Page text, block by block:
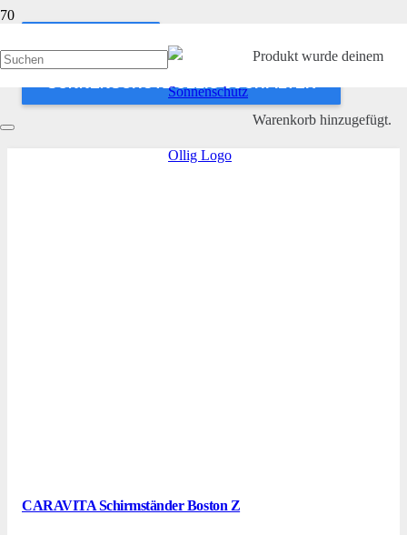
Produktwurde deinem
Warenkorb hinzugefügt.
SONNENSCHUTZ OLLIG SUCHFILTER
CARAVITA Schirmständer Boston Z